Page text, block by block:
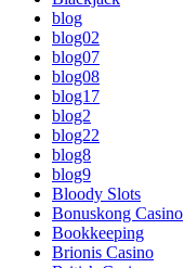
blog
blog02
blog07
blog08
blog17
blog2
blog22
blog8
blog9
Bloody Slots
Bonuskong Casino
Bookkeeping
Brionis Casino